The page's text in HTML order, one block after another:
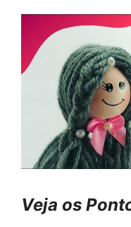
Veja os